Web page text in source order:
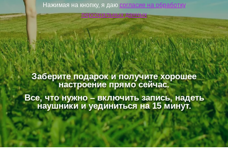
Нажимая на кнопку, я даю согласие на обработку
персональных данных
Заберите подарок и получите хорошее
настроение прямо сейчас.
Все, что нужно – включить запись, надеть
наушники и уединиться на 15 минут.